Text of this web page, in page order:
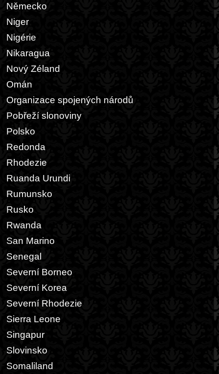
Německo
Niger
Nigérie
Nikaragua
Nový Zéland
Omán
Organizace spojených národů
Pobřeží slonoviny
Polsko
Redonda
Rhodezie
Ruanda Urundi
Rumunsko
Rusko
Rwanda
San Marino
Senegal
Severní Borneo
Severní Korea
Severní Rhodezie
Sierra Leone
Singapur
Slovinsko
Somaliland